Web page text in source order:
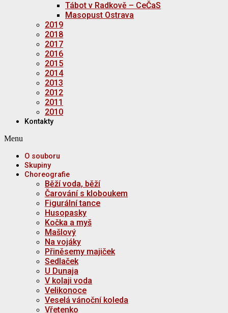
Tábot v Radkově – CeČaS
Masopust Ostrava
2019
2018
2017
2016
2015
2014
2013
2012
2011
2010
Kontakty
Menu
O souboru
Skupiny
Choreografie
Běží voda, běží
Čarování s kloboukem
Figurální tance
Husopasky
Kočka a myš
Mašlový
Na vojáky
Přiněsemy majiček
Sedlaček
U Dunaja
V kolaji voda
Velikonoce
Veselá vánoční koleda
Vřetenko